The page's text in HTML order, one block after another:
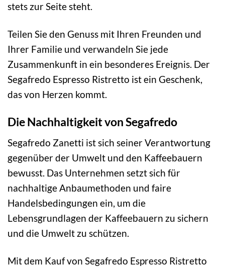
stets zur Seite steht.
Teilen Sie den Genuss mit Ihren Freunden und
Ihrer Familie und verwandeln Sie jede
Zusammenkunft in ein besonderes Ereignis. Der
Segafredo Espresso Ristretto ist ein Geschenk,
das von Herzen kommt.
Die Nachhaltigkeit von Segafredo
Segafredo Zanetti ist sich seiner Verantwortung
gegenüber der Umwelt und den Kaffeebauern
bewusst. Das Unternehmen setzt sich für
nachhaltige Anbaumethoden und faire
Handelsbedingungen ein, um die
Lebensgrundlagen der Kaffeebauern zu sichern
und die Umwelt zu schützen.
Mit dem Kauf von Segafredo Espresso Ristretto